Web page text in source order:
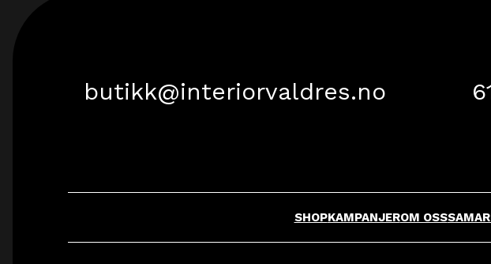
butikk@interiorvaldres.no
SHOPKAMPANJEROM OSS